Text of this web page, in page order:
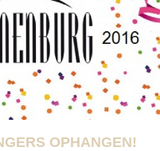
OPHANGEN!